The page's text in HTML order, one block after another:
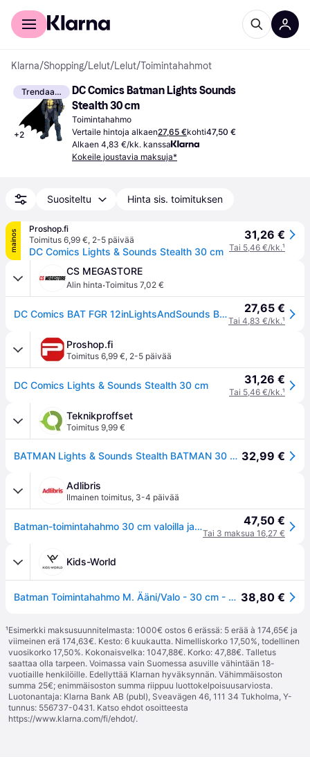
Kuluttajille
Klarna/Shopping/Lelut/Lelut/Toimintahahmot
Trendaava
+2
DC Comics Batman Lights Sounds
Stealth 30 cm
Toimintahahmo
Vertaile hintoja alkaen27,65 €kohti47,50 €
Alkaen 4,83 €/kk. kanssa
Kokeile joustavia maksuja*
Suositeltu Hinta sis. toimituksen
mainos
Proshop.fi
Toimitus 6,99 €, 2-5 päivää
DC Comics Lights & Sounds Stealth 30 cm
31,26 €
Tai 5,46 €/kk.¹
CS MEGASTORE
Alin hinta·Toimitus 7,02 €
DC Comics BAT FGR 12inLightsAndSounds Batman GML, 4 vuosi/vuosia, musta 27,65 €
Tai 4,83 €/kk.¹
Proshop.fi
Toimitus 6,99 €, 2-5 päivää
DC Comics Lights & Sounds Stealth 30 cm 31,26 €
Tai 5,46 €/kk.¹
Teknikproffset
Toimitus 9,99 €
BATMAN Lights & Sounds Stealth BATMAN 30 cm (6073931) 32,99 €
Adlibris
Ilmainen toimitus, 3-4 päivää
Batman-toimintahahmo 30 cm valoilla ja äänillä 47,50 €
Tai 3 maksua 16,27 €
Kids-World
Batman Toimintahahmo M. Ääni/Valo - 30 cm - Yöleimahdus Batman - Batman - OneSize - Toimintahahmot 38,80 €
¹Esimerkki maksusuunnitelmasta: 1000€ ostos 6 erässä: 5 erää à 174,65€ ja
viimeinen erä 174,63€. Kesto: 6 kuukautta. Nimelliskorko 17,50%, todellinen
vuosikorko 17,50%. Kokonaisvelka: 1047,88€. Korko: 47,88€. Talletus
saattaa olla tarpeen. Voimassa vain Suomessa asuville vähintään 18-
vuotiaille henkilöille. Edellyttää Klarnan hyväksynnän. Vähimmäisoston
summa 25€; enimmäisoston summa riippuu luottokelpoisuusarviosta.
Luotonantaja: Klarna Bank AB (publ), Sveavägen 46, 111 34 Tukholma, Y-
tunnus: 556737-0431. Katso ehdot osoitteesta
https://www.klarna.com/fi/ehdot/.